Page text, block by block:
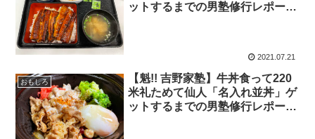
ットするまでの男塾修行レポー
2021.07.21
おもしろ
【魁!! 吉野家塾】牛丼食って220
米礼ためて仙人「名入れ並丼」ゲ
ットするまでの男塾修行レポー